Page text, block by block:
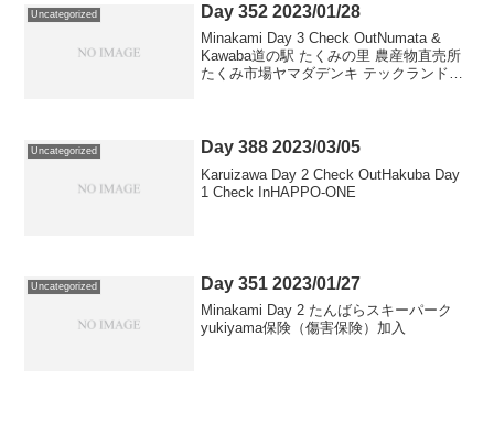
Uncategorized Day 352 2023/01/28
Minakami Day 3 Check OutNumata &
Kawaba道の駅 たくみの里 農産物直売所
たくみ市場ヤマダデンキ テックランド沼
Uncategorized Day 388 2023/03/05
Karuizawa Day 2 Check OutHakuba Day
1 Check InHAPPO-ONE
Uncategorized Day 351 2023/01/27
Minakami Day 2 たんばらスキーパーク
yukiyama保険（傷害保険）加入